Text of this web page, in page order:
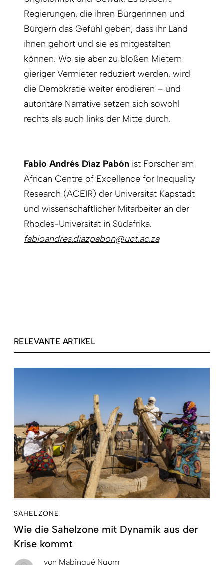
Regierungen, die ihren Bürgerinnen und
Bürgern das Gefühl geben, dass ihr Land
ihnen gehört und sie es mitgestalten
können. Wo sie aber zu bloßen Mietern
gieriger Vermieter reduziert werden, wird
die Demokratie weiter erodieren – und
autoritäre Narrative setzen sich sowohl
rechts als auch links der Mitte durch.
Fabio Andrés Díaz Pabón ist Forscher am
African Centre of Excellence for Inequality
Research (ACEIR) der Universität Kapstadt
und wissenschaftlicher Mitarbeiter an der
Rhodes-Universität in Südafrika.
fabioandres.diazpabon@uct.ac.za
RELEVANTE ARTIKEL
SAHELZONE
Wie die Sahelzone mit Dynamik aus der
Krise kommt
von Mabingué Ngom